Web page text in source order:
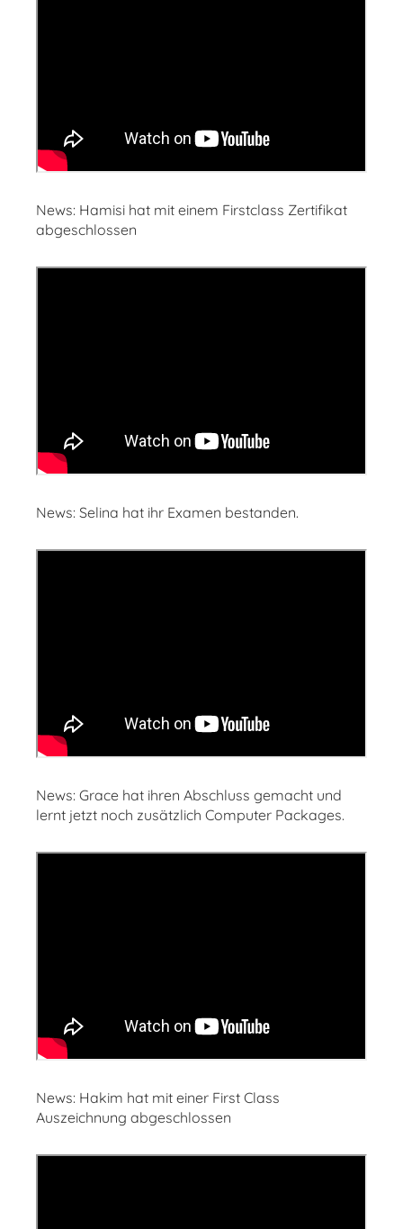
News: Hamisi hat mit einem Firstclass Zertifikat
abgeschlossen
News: Selina hat ihr Examen bestanden.
News: Grace hat ihren Abschluss gemacht und
lernt jetzt noch zusätzlich Computer Packages.
News: Hakim hat mit einer First Class
Auszeichnung abgeschlossen